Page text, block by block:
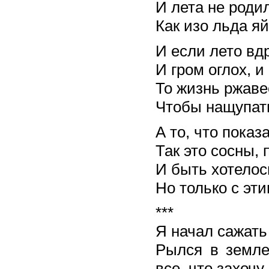
И лета не
Как изо льда
И если лето
И гром оглох,
То жизнь
Чтобы
А то, что
Так это сосны,
И быть
Но только с
***
Я начал
Рылся в